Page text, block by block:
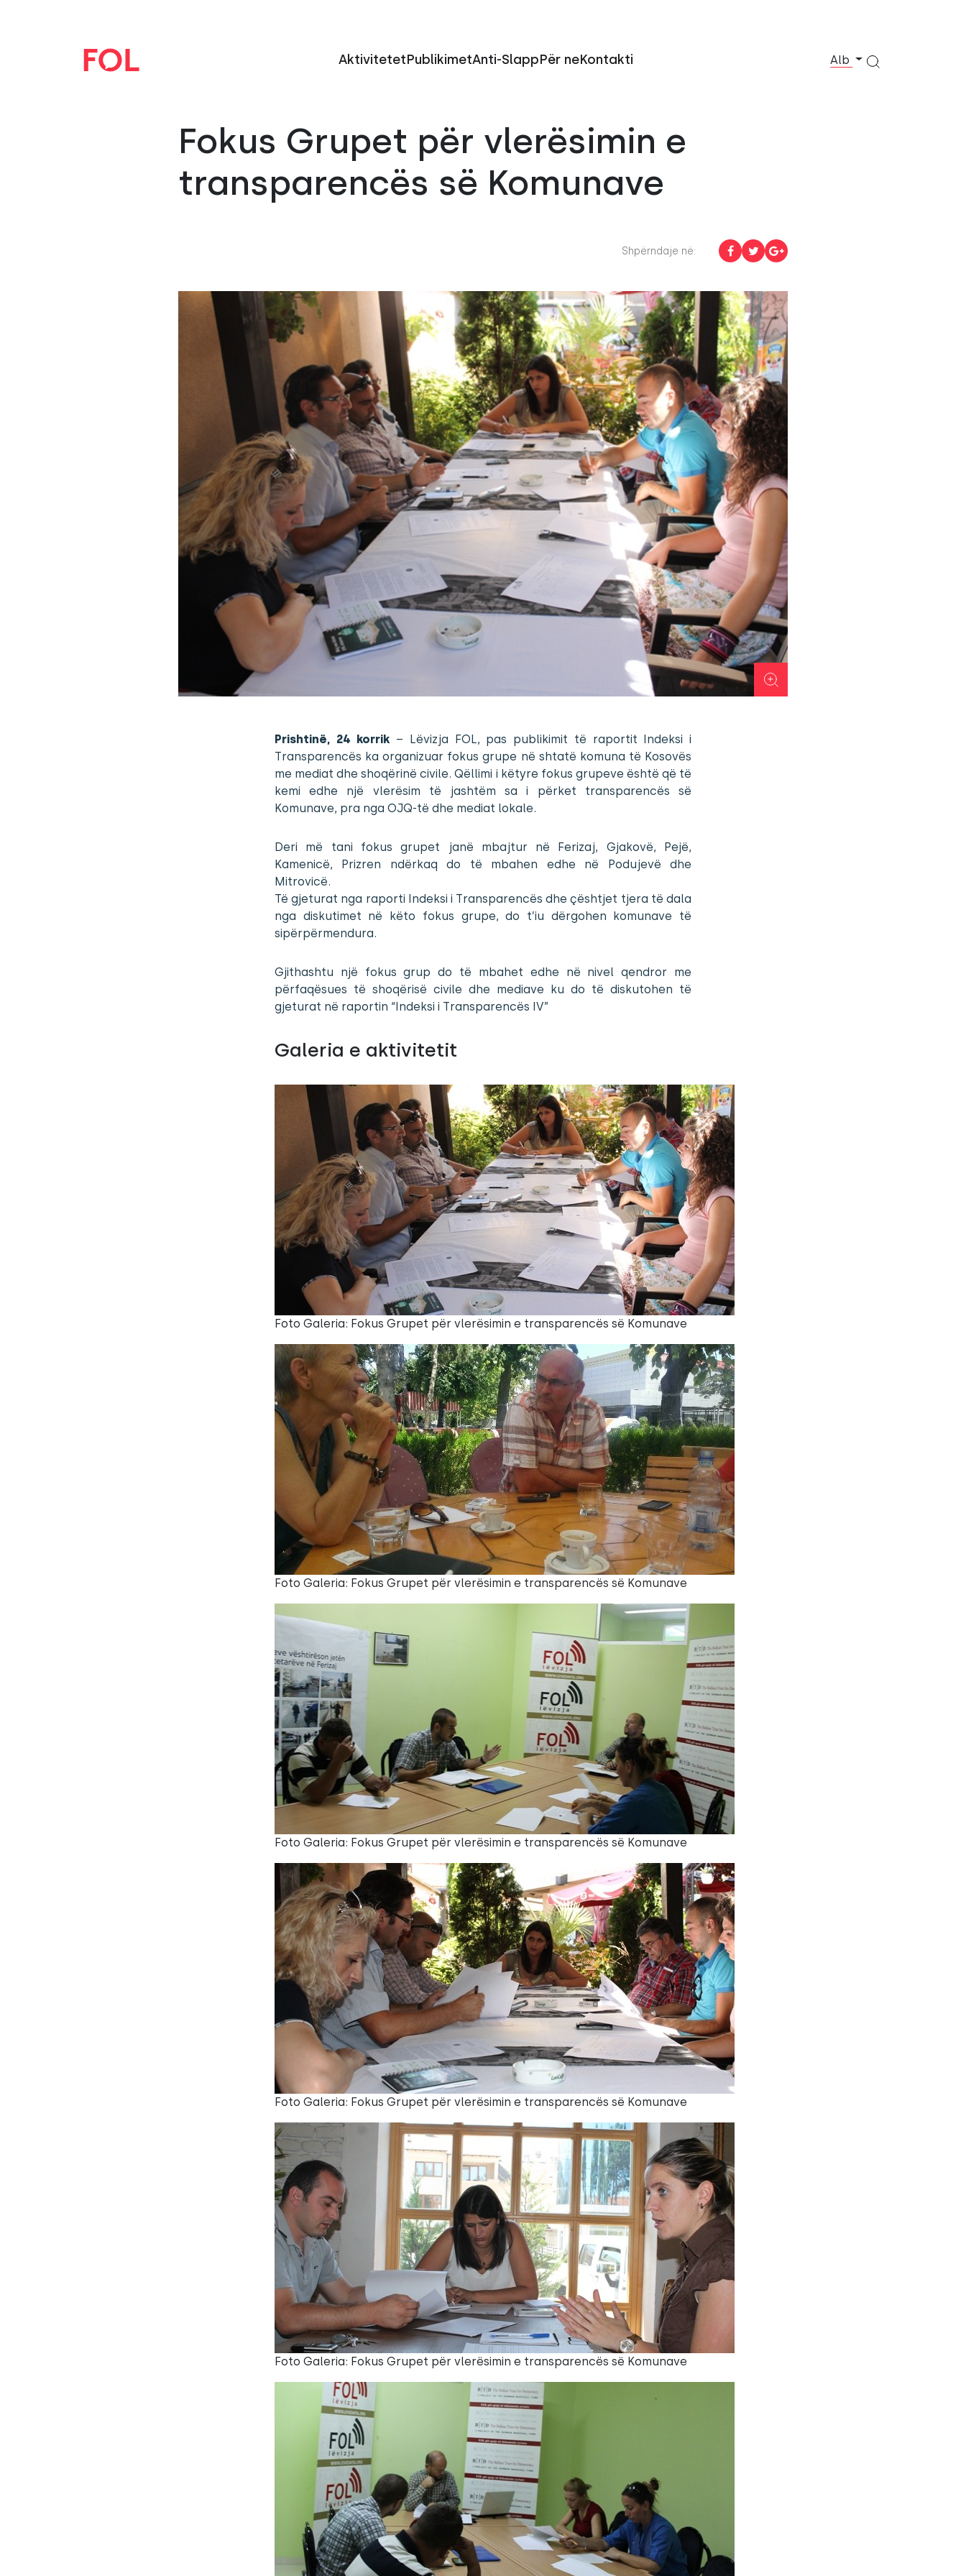
AktivitetetPublikimetAnti-SlappPër neKontakti Alb
Fokus Grupet për vlerësimin e
transparencës së Komunave
Shpërndaje në:
Prishtinë, 24 korrik – Lëvizja FOL, pas publikimit të raportit Indeksi i
Transparencës ka organizuar fokus grupe në shtatë komuna të Kosovës
me mediat dhe shoqërinë civile. Qëllimi i këtyre fokus grupeve është që të
kemi edhe një vlerësim të jashtëm sa i përket transparencës së
Komunave, pra nga OJQ-të dhe mediat lokale.
Deri më tani fokus grupet janë mbajtur në Ferizaj, Gjakovë, Pejë,
Kamenicë, Prizren ndërkaq do të mbahen edhe në Podujevë dhe
Mitrovicë.
Të gjeturat nga raporti Indeksi i Transparencës dhe çështjet tjera të dala
nga diskutimet në këto fokus grupe, do t’iu dërgohen komunave të
sipërpërmendura.
Gjithashtu një fokus grup do të mbahet edhe në nivel qendror me
përfaqësues të shoqërisë civile dhe mediave ku do të diskutohen të
gjeturat në raportin “Indeksi i Transparencës IV”
Galeria e aktivitetit
Foto Galeria: Fokus Grupet për vlerësimin e transparencës së Komunave
Foto Galeria: Fokus Grupet për vlerësimin e transparencës së Komunave
Foto Galeria: Fokus Grupet për vlerësimin e transparencës së Komunave
Foto Galeria: Fokus Grupet për vlerësimin e transparencës së Komunave
Foto Galeria: Fokus Grupet për vlerësimin e transparencës së Komunave